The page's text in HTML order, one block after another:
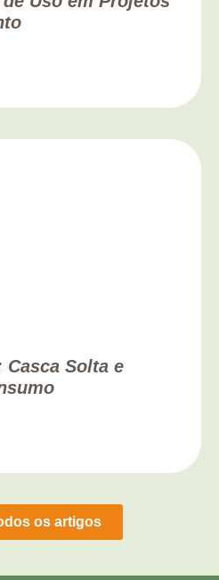
Casca Solta e
os artigos